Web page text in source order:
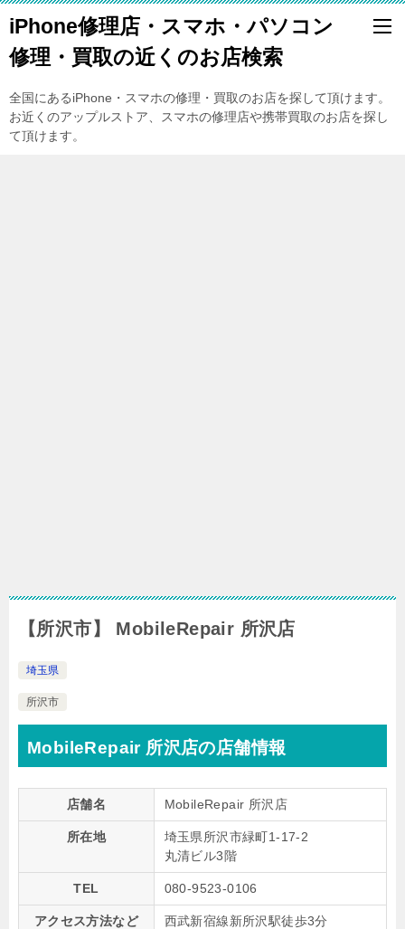
iPhone修理店・スマホ・パソコン
修理・買取の近くのお店検索
全国にあるiPhone・スマホの修理・買取のお店を探して頂けます。
お近くのアップルストア、スマホの修理店や携帯買取のお店を探し
て頂けます。
【所沢市】 MobileRepair 所沢店
埼玉県
所沢市
MobileRepair 所沢店の店舗情報
店舗名 MobileRepair 所沢店
所在地
埼玉県所沢市緑町1-17-2
丸清ビル3階
TEL 080-9523-0106
アクセス方法など 西武新宿線新所沢駅徒歩3分